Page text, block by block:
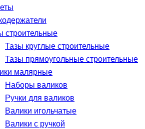
строительные
Тазы круглые строительные
Тазы прямоугольные строительные
малярные
Наборы валиков
Ручки для валиков
Валики игольчатые
Валики с ручкой